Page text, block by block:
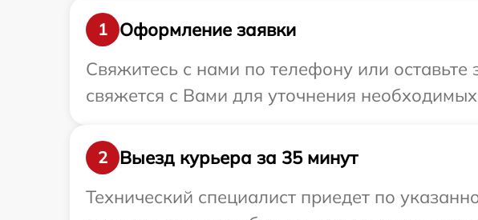
1
Оформление заявки
Свяжитесь с нами по телефону или
свяжется с Вами для уточнения
2
Выезд курьера за 35 минут
Технический специалист приедет по